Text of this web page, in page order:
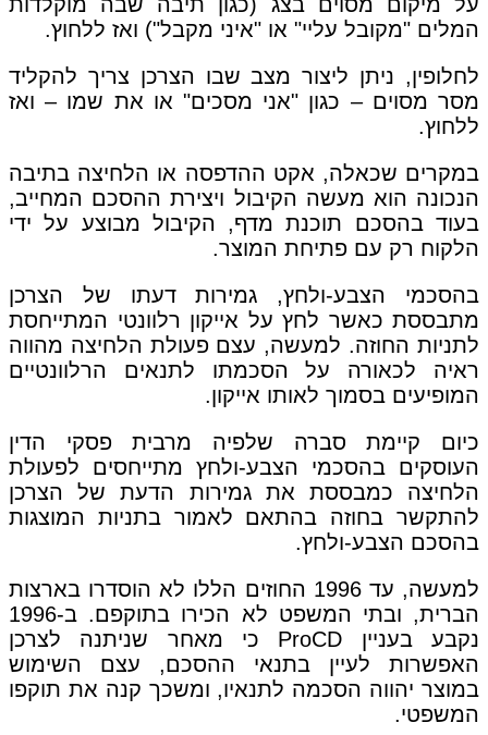
המלים "מקובל עליי" או "איני מקבל") ואז ללחוץ.
לחלופין, ניתן ליצור מצב שבו הצרכן צריך להקליד
מסר מסוים – כגון "אני מסכים" או את שמו – ואז
ללחוץ.
במקרים שכאלה, אקט ההדפסה או הלחיצה בתיבה
הנכונה הוא מעשה הקיבול ויצירת ההסכם המחייב,
בעוד בהסכם תוכנת מדף, הקיבול מבוצע על ידי
הלקוח רק עם פתיחת המוצר.
בהסכמי הצבע-ולחץ, גמירות דעתו של הצרכן
מתבססת כאשר לחץ על אייקון רלוונטי המתייחסת
לתניות החוזה. למעשה, עצם פעולת הלחיצה מהווה
ראיה לכאורה על הסכמתו לתנאים הרלוונטיים
המופיעים בסמוך לאותו אייקון.
כיום קיימת סברה שלפיה מרבית פסקי הדין
העוסקים בהסכמי הצבע-ולחץ מתייחסים לפעולת
הלחיצה כמבססת את גמירות הדעת של הצרכן
להתקשר בחוזה בהתאם לאמור בתניות המוצגות
בהסכם הצבע-ולחץ.
למעשה, עד 1996 החוזים הללו לא הוסדרו בארצות
הברית, ובתי המשפט לא הכירו בתוקפם. ב-1996
נקבע בעניין ProCD כי מאחר שניתנה לצרכן
האפשרות לעיין בתנאי ההסכם, עצם השימוש
במוצר יהווה הסכמה לתנאיו, ומשכך קנה את תוקפו
המשפטי.